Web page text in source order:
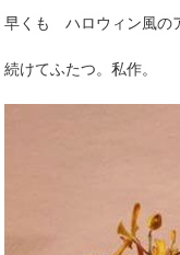
早くも ハロウィン風の
続けてふたつ。私作。